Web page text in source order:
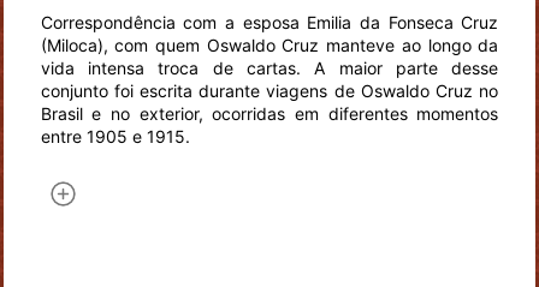
Correspondência com a esposa Emilia da Fonseca Cruz
(Miloca), com quem Oswaldo Cruz manteve ao longo da
vida intensa troca de cartas. A maior parte desse
conjunto foi escrita durante viagens de Oswaldo Cruz no
Brasil e no exterior, ocorridas em diferentes momentos
entre 1905 e 1915.